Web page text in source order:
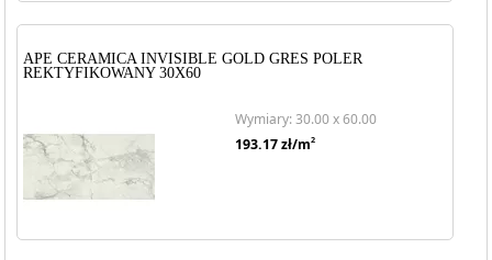
APE CERAMICA INVISIBLE GOLD GRES POLER
REKTYFIKOWANY 30X60
Wymiary: 30.00 x 60.00
193.17zł/m2